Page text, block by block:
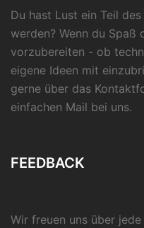
Du hast Lust ein Teil
werden? Wenn du Spaß
vorzubereiten - ob
eigene Ideen mit
gerne über das
einfachen Mail bei uns.
FEEDBACK
Wir freuen uns über